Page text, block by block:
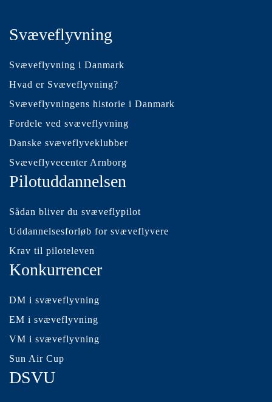
Svæveflyvning
Svæveflyvning i Danmark
Hvad er Svæveflyvning?
Svæveflyvningens historie i Danmark
Fordele ved svæveflyvning
Danske svæveflyveklubber
Svæveflyvecenter Arnborg
Pilotuddannelsen
Sådan bliver du svæveflypilot
Uddannelsesforløb for svæveflyvere
Krav til piloteleven
Konkurrencer
DM i svæveflyvning
EM i svæveflyvning
VM i svæveflyvning
Sun Air Cup
DSVU